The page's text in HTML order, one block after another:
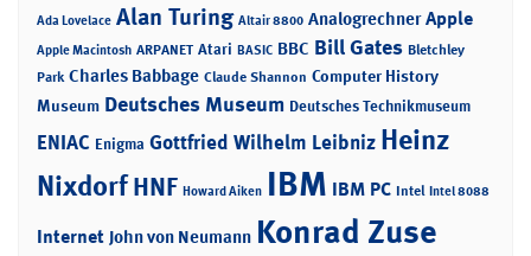
Ada Lovelace Alan Turing Altair 8800 Analogrechner Apple
Apple Macintosh ARPANET Atari BASIC BBC Bill Gates Bletchley
Park Charles Babbage Claude Shannon Computer History
Museum Deutsches Museum Deutsches Technikmuseum
ENIAC Enigma Gottfried Wilhelm Leibniz Heinz
NixdorfHNF Howard Aiken IBM IBM PC Intel Intel 8088
Internet John von Neumann Konrad Zuse